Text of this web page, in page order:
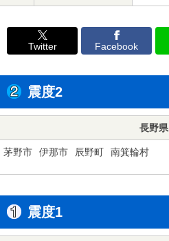
Twitter Facebook
震度2
長野県
茅野市 伊那市 辰野町 南箕輪村
震度1